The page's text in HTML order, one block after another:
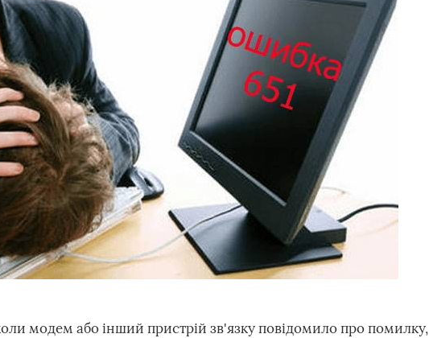
модем або інший пристрій зв'язку повідомило про помилку,